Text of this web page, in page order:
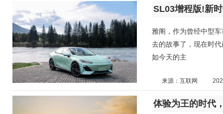
SL03增程版!新
雅阁，作为曾经中型
去的故事了，现在时
如今天的主
来源：互联网